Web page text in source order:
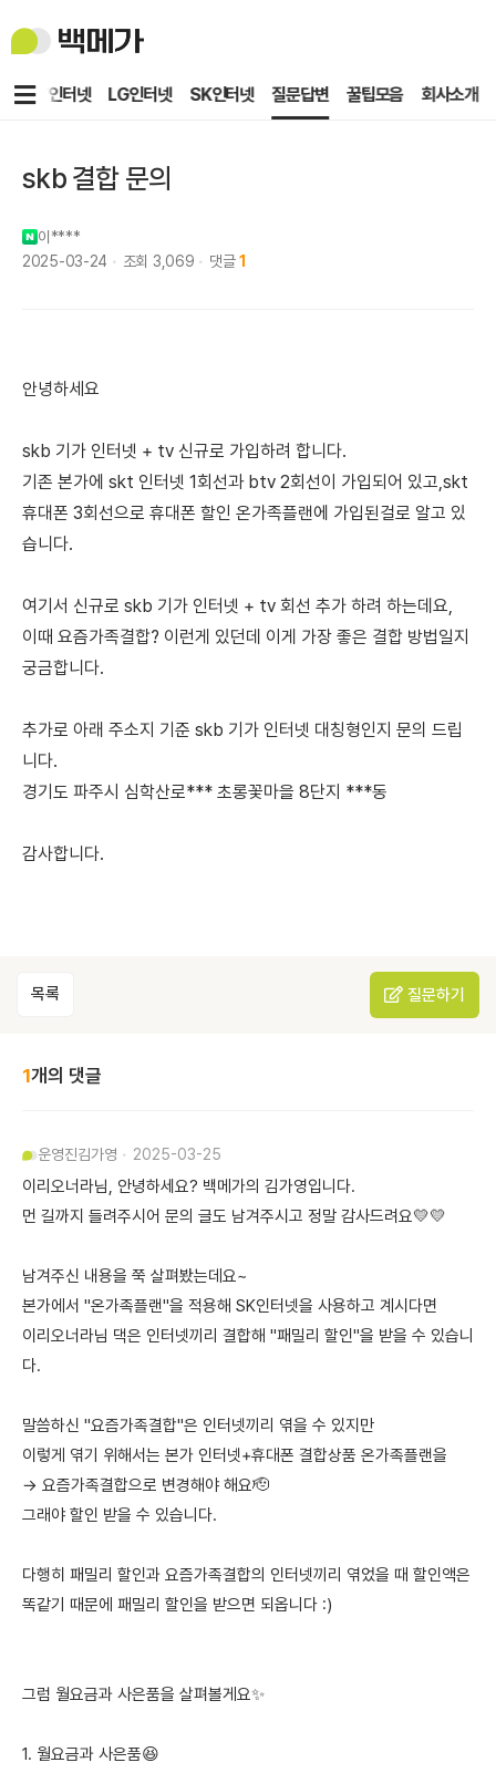
백
메
KT인터넷 LG인터넷 SK인터넷 질문답변 꿀팁모음 회사소개
메
skb 결합 문의
이****
2025-03-24
조회 3,069 댓글 1
안녕하세요
skb 기가 인터넷 + tv 신규로 가입하려 합니다.
기존 본가에 skt 인터넷 1회선과 btv 2회선이 가입되어 있고,skt
휴대폰 3회선으로 휴대폰 할인 온가족플랜에 가입된걸로 알고 있
습니다.
여기서 신규로 skb 기가 인터넷 + tv 회선 추가 하려 하는데요,
이때 요즘가족결합? 이런게 있던데 이게 가장 좋은 결합 방법일지
궁금합니다.
추가로 아래 주소지 기준 skb 기가 인터넷 대칭형인지 문의 드립
니다.
경기도 파주시 심학산로*** 초롱꽃마을 8단지 ***동
감사합니다.
목록 질문하기
1개의 댓글
운영진김가영 2025-03-25
이리오너라님, 안녕하세요? 백메가의 김가영입니다.
먼 길까지 들려주시어 문의 글도 남겨주시고 정말 감사드려요💛💛
남겨주신 내용을 쭉 살펴봤는데요~
본가에서 "온가족플랜"을 적용해 SK인터넷을 사용하고 계시다면
이리오너라님 댁은 인터넷끼리 결합해 "패밀리 할인"을 받을 수 있습니
다.
말씀하신 "요즘가족결합"은 인터넷끼리 엮을 수 있지만
이렇게 엮기 위해서는 본가 인터넷+휴대폰 결합상품 온가족플랜을
→ 요즘가족결합으로 변경해야 해요🫡
그래야 할인 받을 수 있습니다.
다행히 패밀리 할인과 요즘가족결합의 인터넷끼리 엮었을 때 할인액은
똑같기 때문에 패밀리 할인을 받으면 되옵니다 :)
그럼 월요금과 사은품을 살펴볼게요✨
1. 월요금과 사은품😆